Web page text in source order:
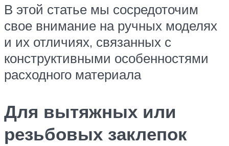
В этой статье мы сосредоточим
свое внимание на ручных моделях
и их отличиях, связанных с
конструктивными особенностями
расходного материала
Для вытяжных или
резьбовых заклепок